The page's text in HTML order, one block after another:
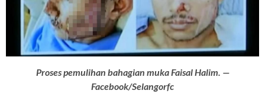
Proses pemulihan bahagian muka Faisal Halim. —
Facebook/Selangorfc